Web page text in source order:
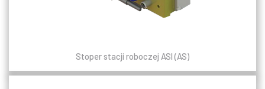
Stoper stacji roboczej ASI (AS)